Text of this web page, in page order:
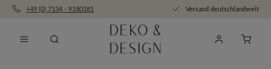
Zum Hauptinhalt springen
+49 (0) 7134 - 9180181 Versand deutschlandweit